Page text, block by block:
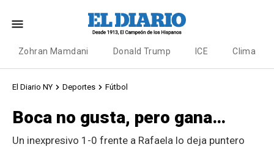
Zohran Mamdani Donald Trump ICE Clima
El Diario NY Deportes Fútbol
Boca no gusta, pero gana…
Un inexpresivo 1-0 frente a Rafaela lo deja puntero